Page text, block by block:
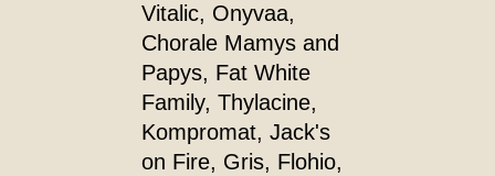
Vitalic, Onyvaa,
Chorale Mamys and
Papys, Fat White
Family, Thylacine,
Kompromat, Jack's
on Fire, Gris, Flohio,